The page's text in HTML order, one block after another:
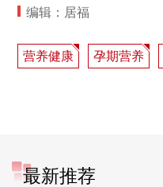
编辑：居福
营养健康 孕期营养
最新推荐